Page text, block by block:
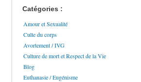
Catégories :
Amour et Sexualité
Culte du corps
Avortement / IVG
Culture de mort et Respect de la Vie
Blog
Euthanasie / Eugénisme